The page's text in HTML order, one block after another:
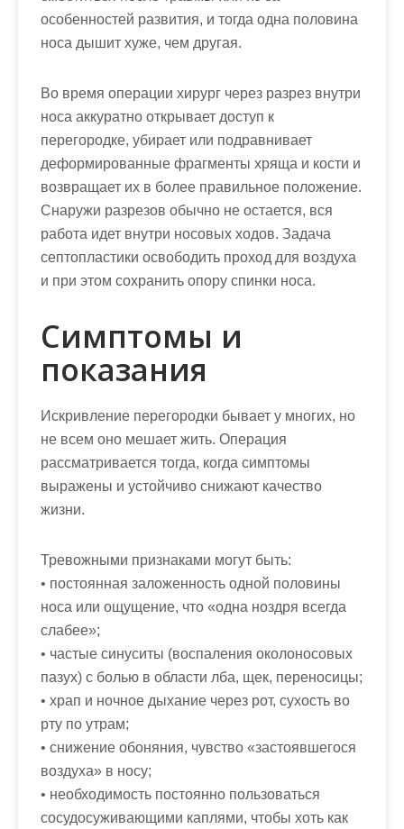
особенностей развития, и тогда одна половина
носа дышит хуже, чем другая.
Во время операции хирург через разрез внутри
носа аккуратно открывает доступ к
перегородке, убирает или подравнивает
деформированные фрагменты хряща и кости и
возвращает их в более правильное положение.
Снаружи разрезов обычно не остается, вся
работа идет внутри носовых ходов. Задача
септопластики освободить проход для воздуха
и при этом сохранить опору спинки носа.
Симптомы и
показания
Искривление перегородки бывает у многих, но
не всем оно мешает жить. Операция
рассматривается тогда, когда симптомы
выражены и устойчиво снижают качество
жизни.
Тревожными признаками могут быть:
• постоянная заложенность одной половины
носа или ощущение, что «одна ноздря всегда
слабее»;
• частые синуситы (воспаления околоносовых
пазух) с болью в области лба, щек, переносицы;
• храп и ночное дыхание через рот, сухость во
рту по утрам;
• снижение обоняния, чувство «застоявшегося
воздуха» в носу;
• необходимость постоянно пользоваться
сосудосуживающими каплями, чтобы хоть как